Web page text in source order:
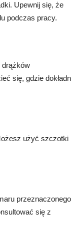
Upewnij się, że
podczas pracy.
drążków
się, gdzie
użyć szczotki
przeznaczonego
się z